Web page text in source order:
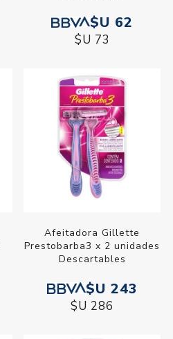
$U 62
$U 73
Afeitadora Gillette
Prestobarba3 x 2 unidades
Descartables
$U 243
$U 286